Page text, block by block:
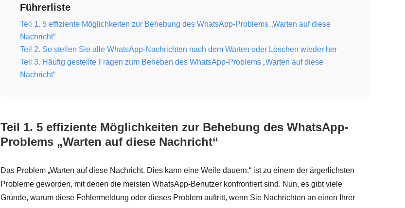
Führerliste
Teil 1. 5 effiziente Möglichkeiten zur Behebung des WhatsApp-Problems „Warten auf diese
Nachricht“
Teil 2. So stellen Sie alle WhatsApp-Nachrichten nach dem Warten oder Löschen wieder her
Teil 3. Häufig gestellte Fragen zum Beheben des WhatsApp-Problems „Warten auf diese
Nachricht“
Teil 1. 5 effiziente Möglichkeiten zur Behebung des WhatsApp-
Problems „Warten auf diese Nachricht“
Das Problem „Warten auf diese Nachricht. Dies kann eine Weile dauern.“ ist zu einem der ärgerlichsten
Probleme geworden, mit denen die meisten WhatsApp-Benutzer konfrontiert sind. Nun, es gibt viele
Gründe, warum diese Fehlermeldung oder dieses Problem auftritt, wenn Sie Nachrichten an einen Ihrer